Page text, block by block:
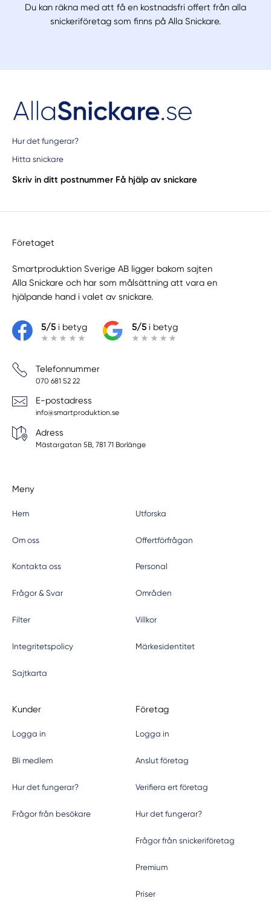
Du kan räkna med att få en kostnadsfri offert från alla
snickeriföretag som finns på Alla Snickare.
Hur det fungerar?
Hitta snickare
Skriv in ditt postnummer Få hjälp av snickare
Företaget
Smartproduktion Sverige AB ligger bakom sajten
Alla Snickare och har som målsättning att vara en
hjälpande hand i valet av snickare.
5/5i betyg 5/5i betyg
Telefonnummer
070 681 52 22
E-postadress
info@smartproduktion.se
Adress
Mästargatan 5B, 781 71 Borlänge
Meny
Hem Utforska
Om oss Offertförfrågan
Kontakta oss Personal
Frågor & Svar Områden
Filter Villkor
Integritetspolicy Märkesidentitet
Sajtkarta
Kunder
Logga in
Bli medlem
Hur det fungerar?
Frågor från besökare
Företag
Logga in
Anslut företag
Verifiera ert företag
Hur det fungerar?
Frågor från snickeriföretag
Premium
Priser